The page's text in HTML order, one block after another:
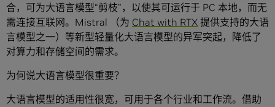
合，可为大语言模型“剪枝”，以使其可运行于 PC 本地，而无
需连接互联网。Mistral （为 Chat with RTX 提供支持的大语
言模型之一）等新型轻量化大语言模型的异军突起，降低了
对算力和存储空间的需求。
为何说大语言模型很重要？
大语言模型的适用性很宽，可用于各个行业和工作流。借助